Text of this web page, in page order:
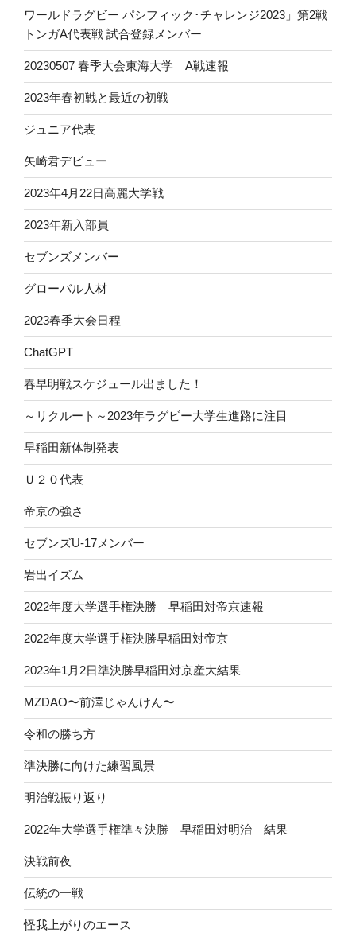
ワールドラグビー パシフィック･チャレンジ2023」第2戦
トンガA代表戦 試合登録メンバー
20230507 春季大会東海大学 A戦速報
2023年春初戦と最近の初戦
ジュニア代表
矢崎君デビュー
2023年4月22日高麗大学戦
2023年新入部員
セブンズメンバー
グローバル人材
2023春季大会日程
ChatGPT
春早明戦スケジュール出ました！
～リクルート～2023年ラグビー大学生進路に注目
早稲田新体制発表
Ｕ２０代表
帝京の強さ
セブンズU-17メンバー
岩出イズム
2022年度大学選手権決勝 早稲田対帝京速報
2022年度大学選手権決勝早稲田対帝京
2023年1月2日準決勝早稲田対京産大結果
MZDAO〜前澤じゃんけん〜
令和の勝ち方
準決勝に向けた練習風景
明治戦振り返り
2022年大学選手権準々決勝 早稲田対明治 結果
決戦前夜
伝統の一戦
怪我上がりのエース